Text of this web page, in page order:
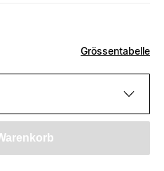
Grössentabelle